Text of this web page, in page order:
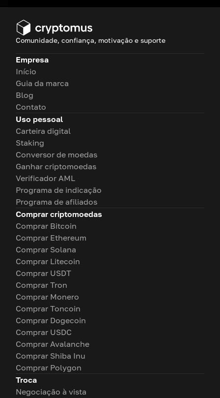
Comunidade, confiança, motivação e suporte
Empresa
Início
Guia da marca
Blog
Contato
Uso pessoal
Carteira digital
Staking
Conversor de moedas
Ganhar criptomoedas
Verificador AML
Programa de indicação
Programa de afiliados
Comprar criptomoedas
Comprar Bitcoin
Comprar Ethereum
Comprar Solana
Comprar Litecoin
Comprar USDT
Comprar Tron
Comprar Monero
Comprar Toncoin
Comprar Dogecoin
Comprar USDC
Comprar Avalanche
Comprar Shiba Inu
Comprar Polygon
Troca
Negociação à vista